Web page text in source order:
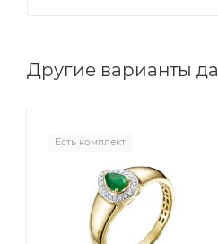
Другие варианты
Есть комплект